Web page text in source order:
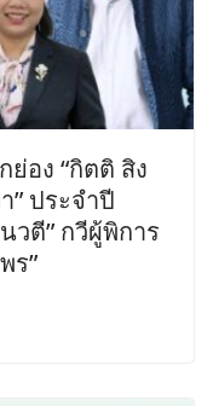
ย่อง “กิตติ สิง
” ประจำปี
วตี” กวีผู้พิการ
ร”